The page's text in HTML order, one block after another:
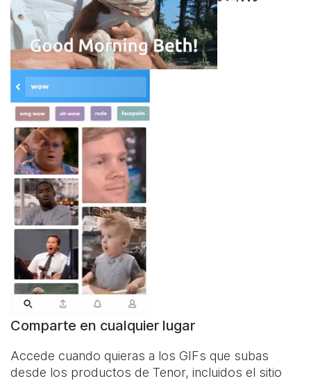
Comparte en cualquier lugar
Accede cuando quieras a los GIFs que subas
desde los productos de Tenor, incluidos el sitio